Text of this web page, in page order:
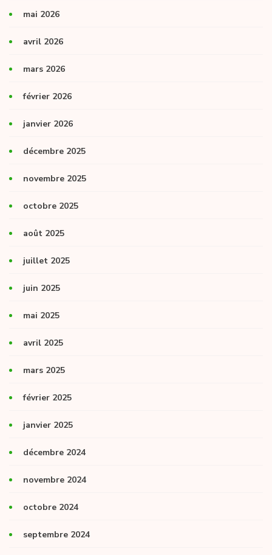
mai 2026
avril 2026
mars 2026
février 2026
janvier 2026
décembre 2025
novembre 2025
octobre 2025
août 2025
juillet 2025
juin 2025
mai 2025
avril 2025
mars 2025
février 2025
janvier 2025
décembre 2024
novembre 2024
octobre 2024
septembre 2024